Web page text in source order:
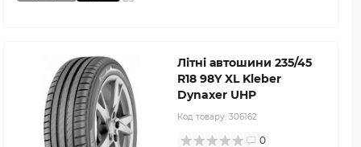
Літні автошини 235/45
R18 98Y XL Kleber
Dynaxer UHP
Код товару: 306162
0